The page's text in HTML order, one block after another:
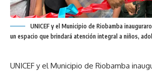
UNICEF y el Municipio de Riobamba
un espacio que brindará atención integral a niños,
UNICEF y el Municipio de Riobamba